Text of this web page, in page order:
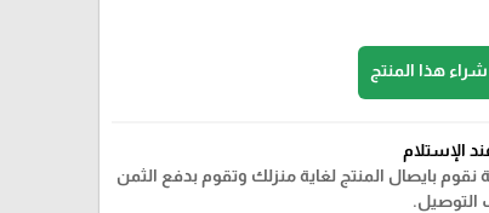
شراء هذا المنتج
الإستلام
نقوم بايصال المنتج لغاية منزلك وتقوم بدفع الثمن